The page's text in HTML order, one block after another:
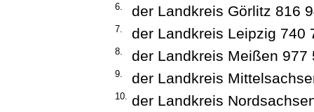
6. der Landkreis Görlitz 816
7. der Landkreis Leipzig 740
8. der Landkreis Meißen 977
9. der Landkreis
10. der Landkreis